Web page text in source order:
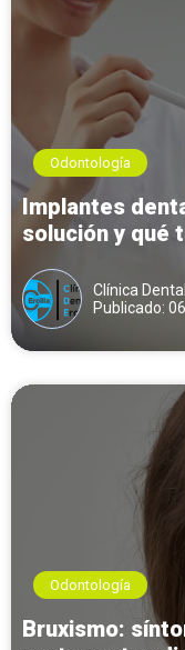
Odontología
Implantes
solución y qué
Clínica
Publicado:
Odontología
Bruxismo: